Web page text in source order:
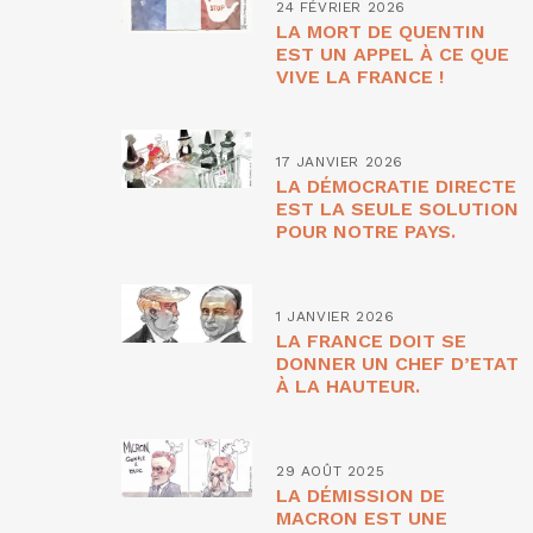
24 FÉVRIER 2026
LA MORT DE QUENTIN
EST UN APPEL À CE QUE
VIVE LA FRANCE !
17 JANVIER 2026
LA DÉMOCRATIE DIRECTE
EST LA SEULE SOLUTION
POUR NOTRE PAYS.
1 JANVIER 2026
LA FRANCE DOIT SE
DONNER UN CHEF D’ETAT
À LA HAUTEUR.
29 AOÛT 2025
LA DÉMISSION DE
MACRON EST UNE